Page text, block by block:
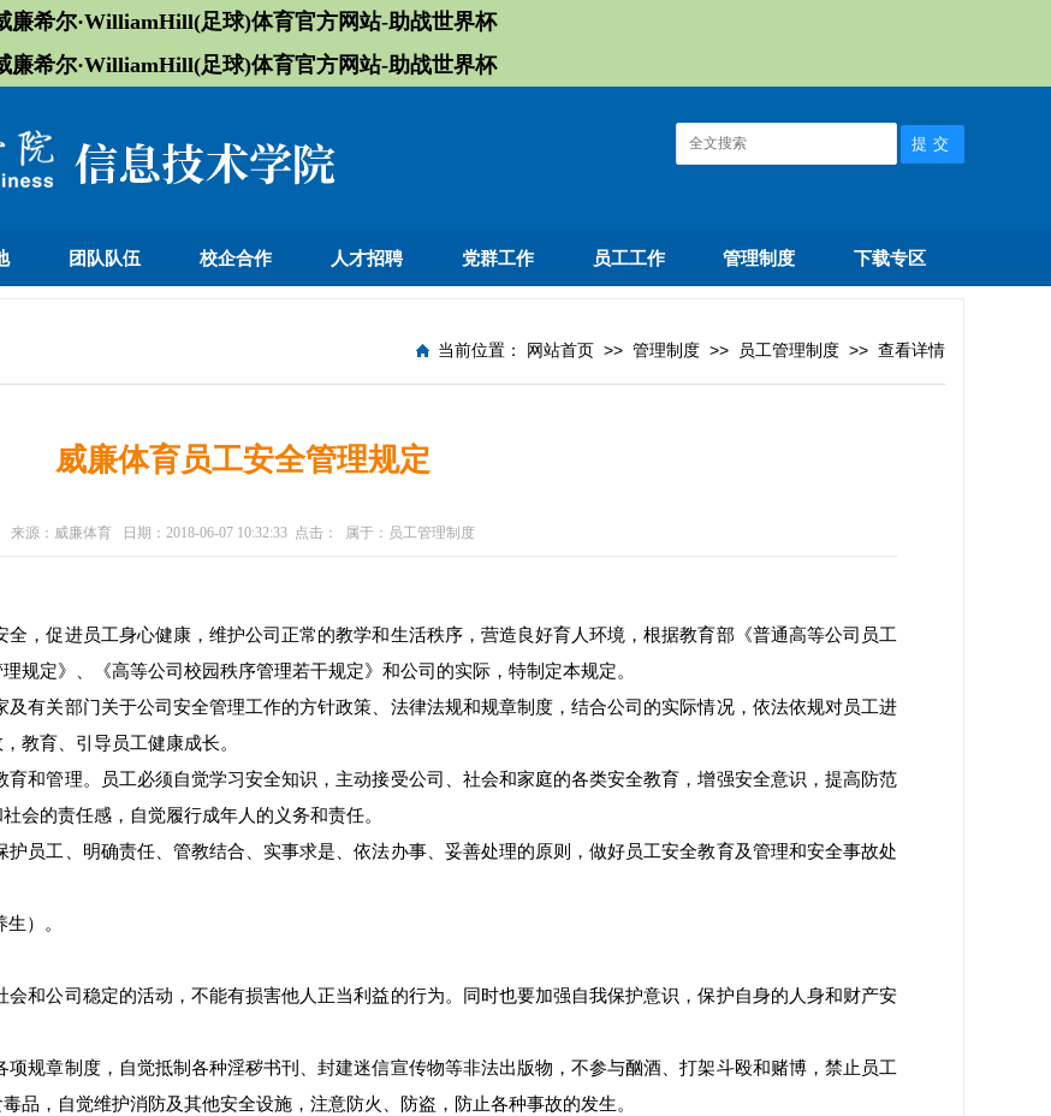
廉希尔·WilliamHill(足球)体育官方网站-助战世界杯
廉希尔·WilliamHill(足球)体育官方网站-助战世界杯
团队队伍 校企合作 人才招聘 党群工作 员工工作 管理制度 下载专区
当前位置： 网站首页 >> 管理制度 >> 员工管理制度 >> 查看详情
威廉体育员工安全管理规定
来源： 威廉体育 日期： 2018-06-07 10:32:33 点击： 属于： 员工管理制度
，促进员工身心健康，维护公司正常的教学和生活秩序，营造良好育人环境，根据教育部《普通高等公司员工
规定》、《高等公司校园秩序管理若干规定》和公司的实际，特制定本规定。
及有关部门关于公司安全管理工作的方针政策、法律法规和规章制度，结合公司的实际情况，依法依规对员工进
教育、引导员工健康成长。
和管理。员工必须自觉学习安全知识，主动接受公司、社会和家庭的各类安全教育，增强安全意识，提高防范
会的责任感，自觉履行成年人的义务和责任。
护员工、明确责任、管教结合、实事求是、依法办事、妥善处理的原则，做好员工安全教育及管理和安全事故处
）。
会和公司稳定的活动，不能有损害他人正当利益的行为。同时也要加强自我保护意识，保护自身的人身和财产安
项规章制度，自觉抵制各种淫秽书刊、封建迷信宣传物等非法出版物，不参与酗酒、打架斗殴和赌博，禁止员工
品，自觉维护消防及其他安全设施，注意防火、防盗，防止各种事故的发生。